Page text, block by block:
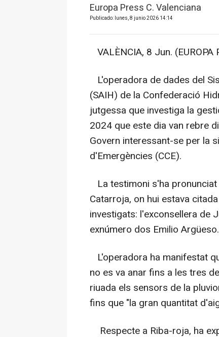
Europa Press C. Valenciana
Publicado: lunes, 8 junio 2026 14:14
VALÈNCIA, 8 Jun. (EUROPA
L'operadora de dades del
(SAIH) de la Confederació
jutgessa que investiga la
2024 que este dia van rebre
Govern interessant-se per la
d'Emergències (CCE).
La testimoni s'ha
Catarroja, on hui estava
investigats: l'exconsellera de
exnúmero dos Emilio Argüeso.
L'operadora ha manifestat
no es va anar fins a les tres
riuada els sensors de la
fins que "la gran quantitat
Respecte a Riba-roja, ha